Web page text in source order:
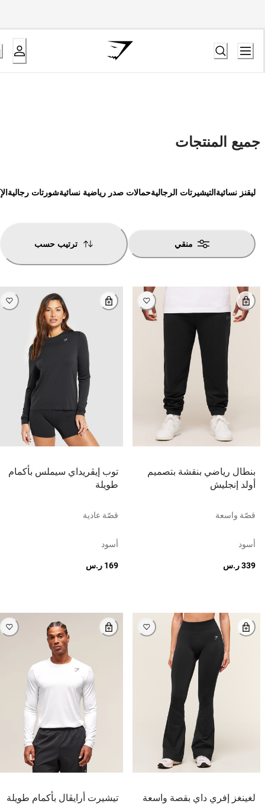
جميع المنتجات
ليقنز نسائيةالتيشيرتات الرجاليةحمالات صدر رياضية نسائيةشورتات رجالية
منقي ترتيب حسب
بنطال رياضي بنقشة بتصميم
أولد إنجليش
قصّة واسعة
أسود
339 ر.س
توب إيڤريداي سيملس بأكمام
طويلة
قصّة عادية
أسود
169 ر.س
لغينغز إفري داي بقصة واسعة
تيشيرت أرايڤال بأكمام طويلة